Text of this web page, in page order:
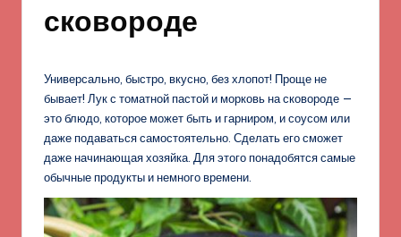
сковороде
Универсально, быстро, вкусно, без хлопот! Проще не
бывает! Лук с томатной пастой и морковь на сковороде —
это блюдо, которое может быть и гарниром, и соусом или
даже подаваться самостоятельно. Сделать его сможет
даже начинающая хозяйка. Для этого понадобятся самые
обычные продукты и немного времени.